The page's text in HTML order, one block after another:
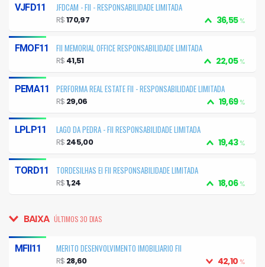
VJFD11
JFDCAM - FII - RESPONSABILIDADE LIMITADA
36,55%
R$170,97
FMOF11
FII MEMORIAL OFFICE RESPONSABILIDADE LIMITADA
22,05%
R$ 41,51
PEMA11
PERFORMA REAL ESTATE FII - RESPONSABILIDADE LIMITADA
19,69%
R$ 29,06
LPLP11
LAGO DA PEDRA - FII RESPONSABILIDADE LIMITADA
19,43%
R$ 245,00
TORD11
TORDESILHAS EI FII RESPONSABILIDADE LIMITADA
18,06%
R$1,24
BAIXA ÚLTIMOS 30 DIAS
MFII11
MERITO DESENVOLVIMENTO IMOBILIARIO FII
42,10 %
R$ 28,60